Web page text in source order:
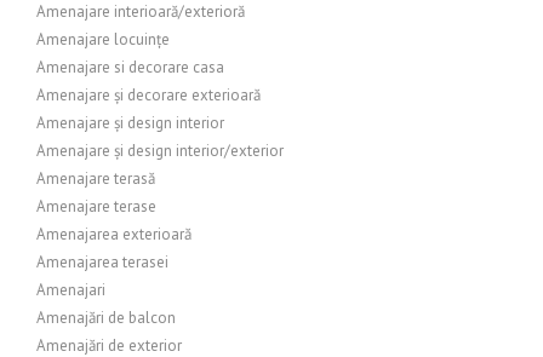
Amenajare interioară/exterioră
Amenajare locuințe
Amenajare si decorare casa
Amenajare și decorare exterioară
Amenajare și design interior
Amenajare și design interior/exterior
Amenajare terasă
Amenajare terase
Amenajarea exterioară
Amenajarea terasei
Amenajari
Amenajări de balcon
Amenajări de exterior